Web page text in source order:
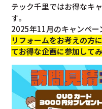
テック千里ではお得なキ
す。
2025年11月のキャンペー
リフォームをお考えの方
てお得な企画に参加して